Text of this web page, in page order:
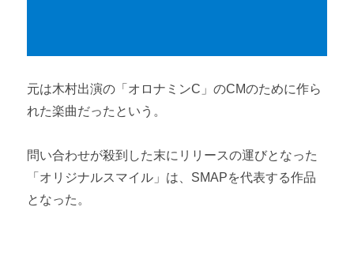
元は木村出演の「オロナミンC」のCMのために作ら
れた楽曲だったという。
問い合わせが殺到した末にリリースの運びとなった
「オリジナルスマイル」は、SMAPを代表する作品
となった。